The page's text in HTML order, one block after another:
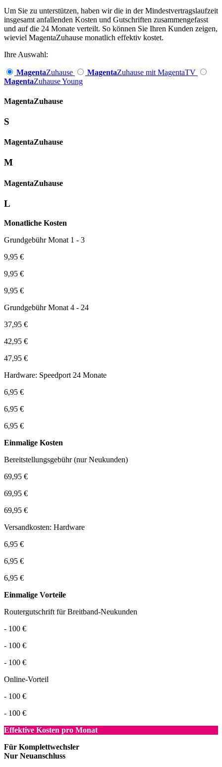
Um Sie zu unterstützen, haben wir die in der Mindestvertragslaufzeit
insgesamt anfallenden Kosten und Gutschriften zusammengefasst
und auf die 24 Monate verteilt. So können Sie Ihren Kunden zeigen,
wieviel MagentaZuhause monatlich effektiv kostet.
Ihre Auswahl:
MagentaZuhause MagentaZuhause mit MagentaTV
MagentaZuhause Young
Magenta­Zuhause
S
Magenta­Zuhause
M
Magenta­Zuhause
L
Monatliche Kosten
Grundgebühr Monat 1 - 3
9,95 €
9,95 €
9,95 €
Grundgebühr Monat 4 - 24
37,95 €
42,95 €
47,95 €
Hardware: Speedport 24 Monate
6,95 €
6,95 €
6,95 €
Einmalige Kosten
Bereitstellungsgebühr (nur Neukunden)
69,95 €
69,95 €
69,95 €
Versandkosten: Hardware
6,95 €
6,95 €
6,95 €
Einmalige Vorteile
Routergutschrift für Breitband-Neukunden
- 100 €
- 100 €
- 100 €
Online-Vorteil
- 100 €
- 100 €
Effektive Kosten pro Monat
Für Komplettwechsler
Nur Neuanschluss